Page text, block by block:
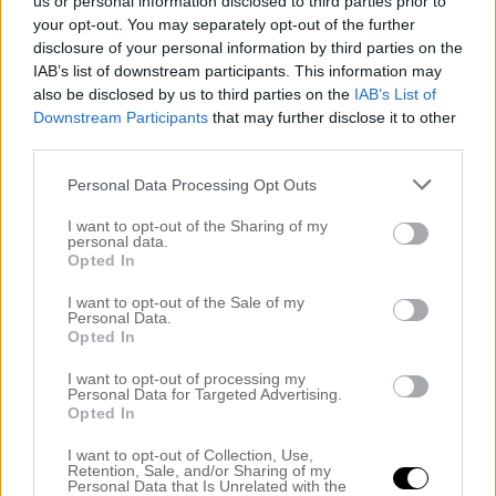
your opt-out. You may separately opt-out of the further
disclosure of your personal information by third parties on the
IAB’s list of downstream participants. This information may
also be disclosed by us to third parties on the IAB’s List of
Downstream Participants that may further disclose it to other
Personal Data Processing Opt Outs
I want to opt-out of the Sharing of my
personal data.
Opted In
I want to opt-out of the Sale of my
Personal Data.
Opted In
I want to opt-out of processing my
Personal Data for Targeted Advertising.
Opted In
I want to opt-out of Collection, Use,
Retention, Sale, and/or Sharing of my
Personal Data that Is Unrelated with the
Sök
efter:
Kategorier
Annons
Badrummet
Badrummet
Bloggeventet 2012
Buses rum
Buses rum
Dagens Noah